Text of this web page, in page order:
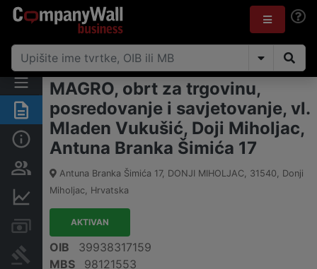
Sažetak
Osnovne informacije
Osobe i vlasništvo
Financijski podaci
Računi i blokade
Sudske objave
MAGRO, obrt za trgovinu,
posredovanje i savjetovanje, vl.
Mladen Vukušić, Doji Miholjac,
Antuna Branka Šimića 17
Antuna Branka Šimića 17, DONJI MIHOLJAC, 31540, Donji
Miholjac, Hrvatska
AKTIVAN
OIB
39938317159
MBS
98121553